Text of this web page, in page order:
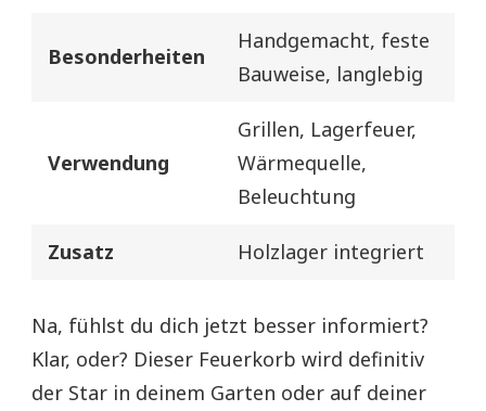
Besonderheiten
Handgemacht, feste
Bauweise, langlebig
Verwendung
Grillen, Lagerfeuer,
Wärmequelle,
Beleuchtung
Zusatz Holzlager integriert
Na, fühlst du dich jetzt besser informiert?
Klar, oder? Dieser Feuerkorb wird definitiv
der Star in deinem Garten oder auf deiner